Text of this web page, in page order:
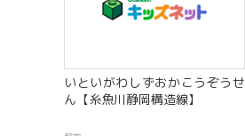
いといがわしずおかこうぞうせ
ん【糸魚川静岡構造線】